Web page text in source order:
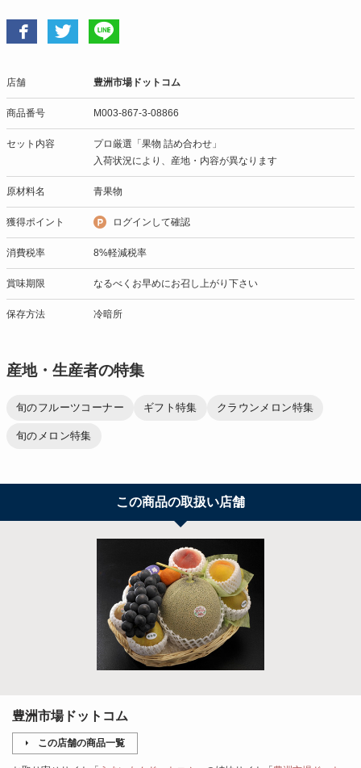
店舗 豊洲市場ドットコム
商品番号 M003-867-3-08866
セット内容
プロ厳選「果物 詰め合わせ」
入荷状況により、産地・内容が異なります
原材料名 青果物
獲得ポイント ログインして確認
消費税率 8%軽減税率
賞味期限 なるべくお早めにお召し上がり下さい
保存方法 冷暗所
産地・生産者の特集
旬のフルーツコーナー ギフト特集 クラウンメロン特集
旬のメロン特集
この商品の取扱い店舗
豊洲市場ドットコム
この店舗の商品一覧